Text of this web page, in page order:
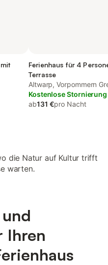
Ferienhaus für 4
Terrasse
Altwarp, Vorpommern
Kostenlose Stornierung
ab131 €pro Nacht
die Natur auf Kultur trifft
warten.
Ihren